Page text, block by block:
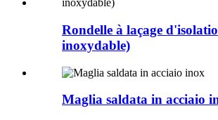
Rondelle à laçage
inoxydable)
Maglia saldata in acciaio